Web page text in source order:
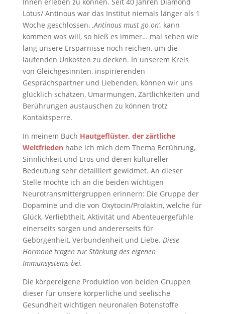
Lotus/ Antinous war das Institut niemals länger als 1
Woche geschlossen. ‚Antinous must go on‘, kann
kommen was will, so hieß es immer… mal sehen wie
lang unsere Ersparnisse noch reichen, um die
laufenden Unkosten zu decken. In unserem Kreis
von Gleichgesinnten, inspirierenden
Gesprächspartner und Liebenden, können wir uns
glücklich schätzen, Umarmungen, Zärtlichkeiten und
Berührungen austauschen zu können trotz
Kontaktsperre.
In meinem Buch Hautgeflüster, der zärtliche
Weltfriedenhabe ich mich dem Thema Berührung,
Sinnlichkeit und Eros und deren kultureller
Bedeutung sehr detailliert gewidmet. An dieser
Stelle möchte ich an die beiden wichtigen
Neurotransmittergruppen erinnern: Die Gruppe der
Dopamine und die von Oxytocin/Prolaktin, welche für
Glück, Verliebtheit, Aktivität und Abenteuergefühle
einerseits sorgen und andererseits für
Geborgenheit, Verbundenheit und Liebe. Diese
Hormone tragen zur Stärkung des eigenen
Immunsystems bei.
Die körpereigene Produktion von beiden Gruppen
dieser für unsere körperliche und seelische
Gesundheit wichtigen neuronalen Botenstoffe